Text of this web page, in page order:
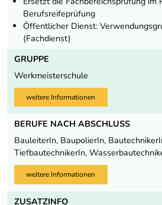
Berufsreifeprüfung
Öffentlicher Dienst:
(Fachdienst)
GRUPPE
Werkmeisterschule
weitere Informationen
BERUFE NACH ABSCHLUSS
BauleiterIn, BaupolierIn,
TiefbautechnikerIn,
weitere Informationen
ZUSATZINFO